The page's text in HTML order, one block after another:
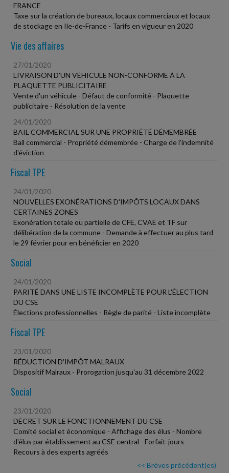
FRANCE
Taxe sur la création de bureaux, locaux commerciaux et locaux
de stockage en Ile-de-France - Tarifs en vigueur en 2020
Vie des affaires
27/01/2020
LIVRAISON D'UN VÉHICULE NON-CONFORME À LA
PLAQUETTE PUBLICITAIRE
Vente d'un véhicule - Défaut de conformité - Plaquette
publicitaire - Résolution de la vente
24/01/2020
BAIL COMMERCIAL SUR UNE PROPRIÉTÉ DÉMEMBRÉE
Bail commercial - Propriété démembrée - Charge de l'indemnité
d'éviction
Fiscal TPE
24/01/2020
NOUVELLES EXONÉRATIONS D'IMPÔTS LOCAUX DANS
CERTAINES ZONES
Exonération totale ou partielle de CFE, CVAE et TF sur
délibération de la commune - Demande à effectuer au plus tard
le 29 février pour en bénéficier en 2020
Social
24/01/2020
PARITÉ DANS UNE LISTE INCOMPLÈTE POUR L'ÉLECTION
DU CSE
Élections professionnelles - Règle de parité - Liste incomplète
Fiscal TPE
23/01/2020
RÉDUCTION D'IMPÔT MALRAUX
Dispositif Malraux - Prorogation jusqu'au 31 décembre 2022
Social
23/01/2020
DÉCRET SUR LE FONCTIONNEMENT DU CSE
Comité social et économique - Affichage des élus - Nombre
d'élus par établissement au CSE central - Forfait-jours -
Recours à des experts agréés
<< Brèves précédent(es)